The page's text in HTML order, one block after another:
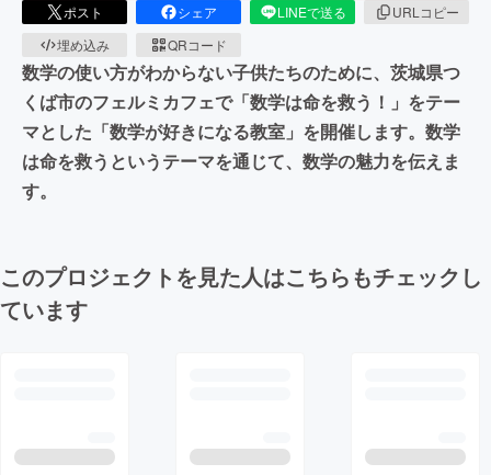
ポスト シェア LINEで送る
URLコピー
埋め込み
QRコード
数学の使い方がわからない子供たちのために、茨城県つ
くば市のフェルミカフェで「数学は命を救う！」をテー
マとした「数学が好きになる教室」を開催します。数学
は命を救うというテーマを通じて、数学の魅力を伝えま
す。
このプロジェクトを見た人はこちらもチェックし
ています